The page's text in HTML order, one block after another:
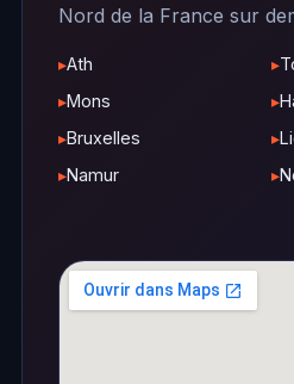
Nord de la France sur
Ath
Mons
Bruxelles
Namur